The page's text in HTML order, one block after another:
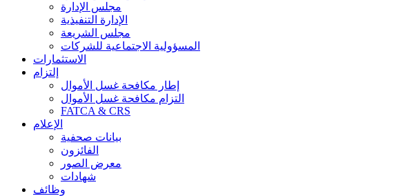
مجلس الإدارة
الإدارة التنفيذية
مجلس الشريعة
المسؤولية الاجتماعية للشركات
الاستثمارات
إلتزام
إطار مكافحة غسل الأموال
التزام مكافحة غسل الأموال
FATCA & CRS
الإعلام
بيانات صحفية
الفائزون
معرض الصور
شهادات
وظائف